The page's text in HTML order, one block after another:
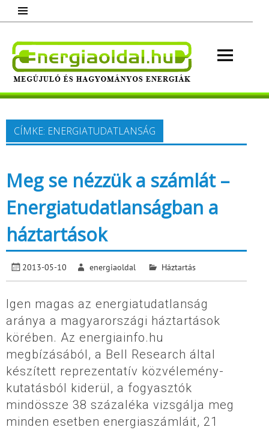
content
Megújuló és hagyományos energiák.
Minden, ami energia!
CÍMKE: ENERGIATUDATLANSÁG
Meg se nézzük a számlát –
Energiatudatlanságban a
háztartások
2013-05-10 energiaoldal Háztartás
Igen magas az energiatudatlanság
aránya a magyarországi háztartások
körében. Az energiainfo.hu
megbízásából, a Bell Research által
készített reprezentatív közvélemény-
kutatásból kiderül, a fogyasztók
mindössze 38 százaléka vizsgálja meg
minden esetben energiaszámláit, 21